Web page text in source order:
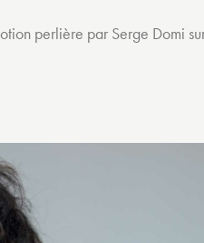
perlière par Serge Domi